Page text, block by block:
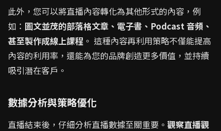
此外，您可以將直播內容轉化為其他形式的內容，例
如： 圖文並茂的部落格文章、電子書、Podcast 音頻、
甚至製作成線上課程 。 這種內容再利用策略不僅能提高
內容的利用率，還能為您的品牌創造更多價值，並持續
吸引潛在客戶。
數據分析與策略優化
直播結束後，仔細分析直播數據至關重要。 觀察直播觀